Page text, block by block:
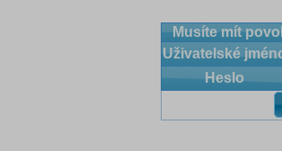
Musíte mít
Uživatelské
Heslo